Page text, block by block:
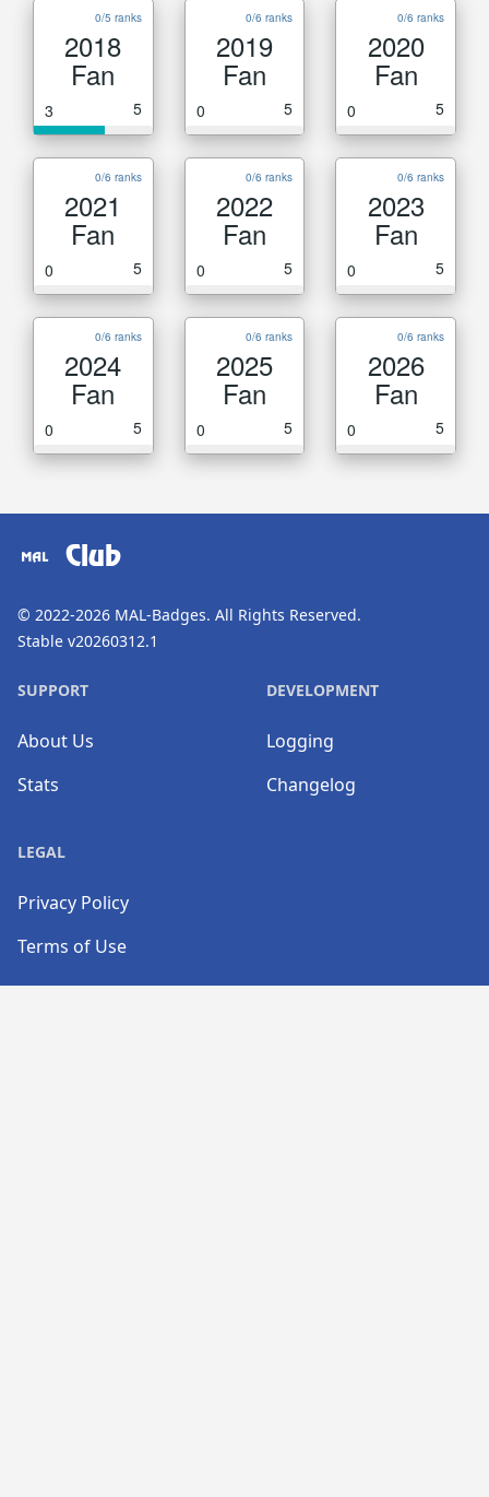
0/5 ranks
2018
Fan
3 5
0/6 ranks
2019
Fan
0 5
0/6 ranks
2020
Fan
0 5
0/6 ranks
2021
Fan
0 5
0/6 ranks
2022
Fan
0 5
0/6 ranks
2023
Fan
0 5
0/6 ranks
2024
Fan
0 5
0/6 ranks
2025
Fan
0 5
0/6 ranks
2026
Fan
0 5
Club
© 2022-2026 MAL-Badges. All Rights Reserved.
Stable v20260312.1
SUPPORT
About Us
Stats
DEVELOPMENT
Logging
Changelog
LEGAL
Privacy Policy
Terms of Use